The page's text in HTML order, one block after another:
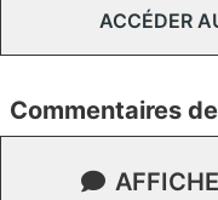
ACCÉDER
Commentaires